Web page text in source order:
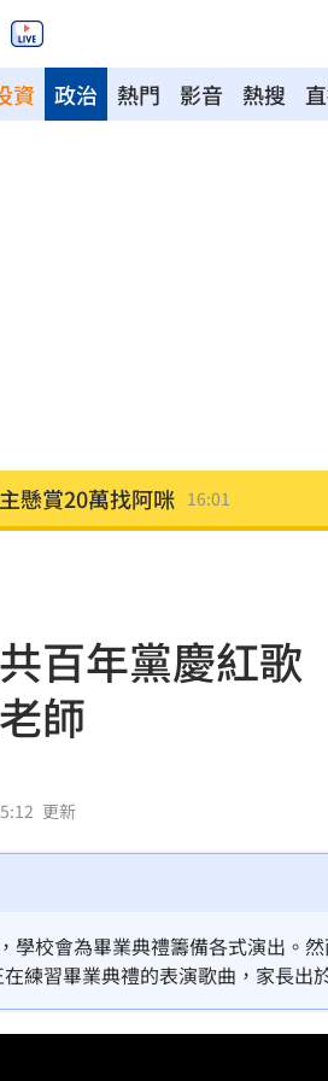
資 熱門 影音 熱搜
政治
禿頭近照嚇壞網 15:58
倫私生子風波
聽到一半變臉 15:55
「大咖」應戰
企業數位轉型
哥前州長被捕
籍打教給看法
上場被雷劈死」 15:44
百年黨慶紅
師
更新
學校會為畢業典禮籌備各式演出。
練習畢業典禮的表演歌曲，家長出
100周年」而創作的紅色歌曲，對
並透露陸委會一個月前就接獲檢舉